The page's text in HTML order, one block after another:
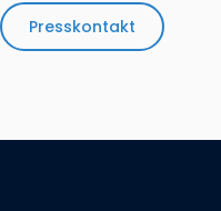
Presskontakt